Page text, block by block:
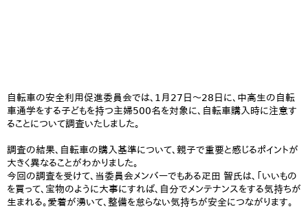
自転車の安全利用促進委員会では、1月27日～28日に、中高生の自転
車通学をする子どもを持つ主婦500名を対象に、自転車購入時に注意す
ることについて調査いたしました。
調査の結果、自転車の購入基準について、親子で重要と感じるポイントが
大きく異なることがわかりました。
今回の調査を受けて、当委員会メンバーでもある疋田 智氏は、「いいもの
を買って、宝物のように大事にすれば、自分でメンテナンスをする気持ちが
生まれる。愛着が湧いて、整備を怠らない気持ちが安全につながります。